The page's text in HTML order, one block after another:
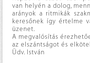
van helyén a dolog,
arányok a ritmikák
keresőnek így értelme
üzenet.
A megvalósítás
az elszántságot és
Üdv. István